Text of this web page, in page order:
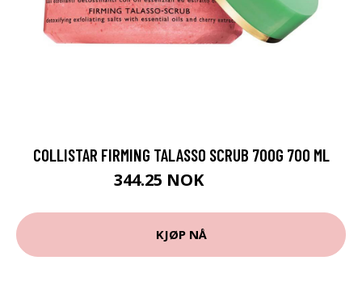
COLLISTAR FIRMING TALASSO SCRUB 700G 700 ML
344.25 NOK
KJØP NÅ